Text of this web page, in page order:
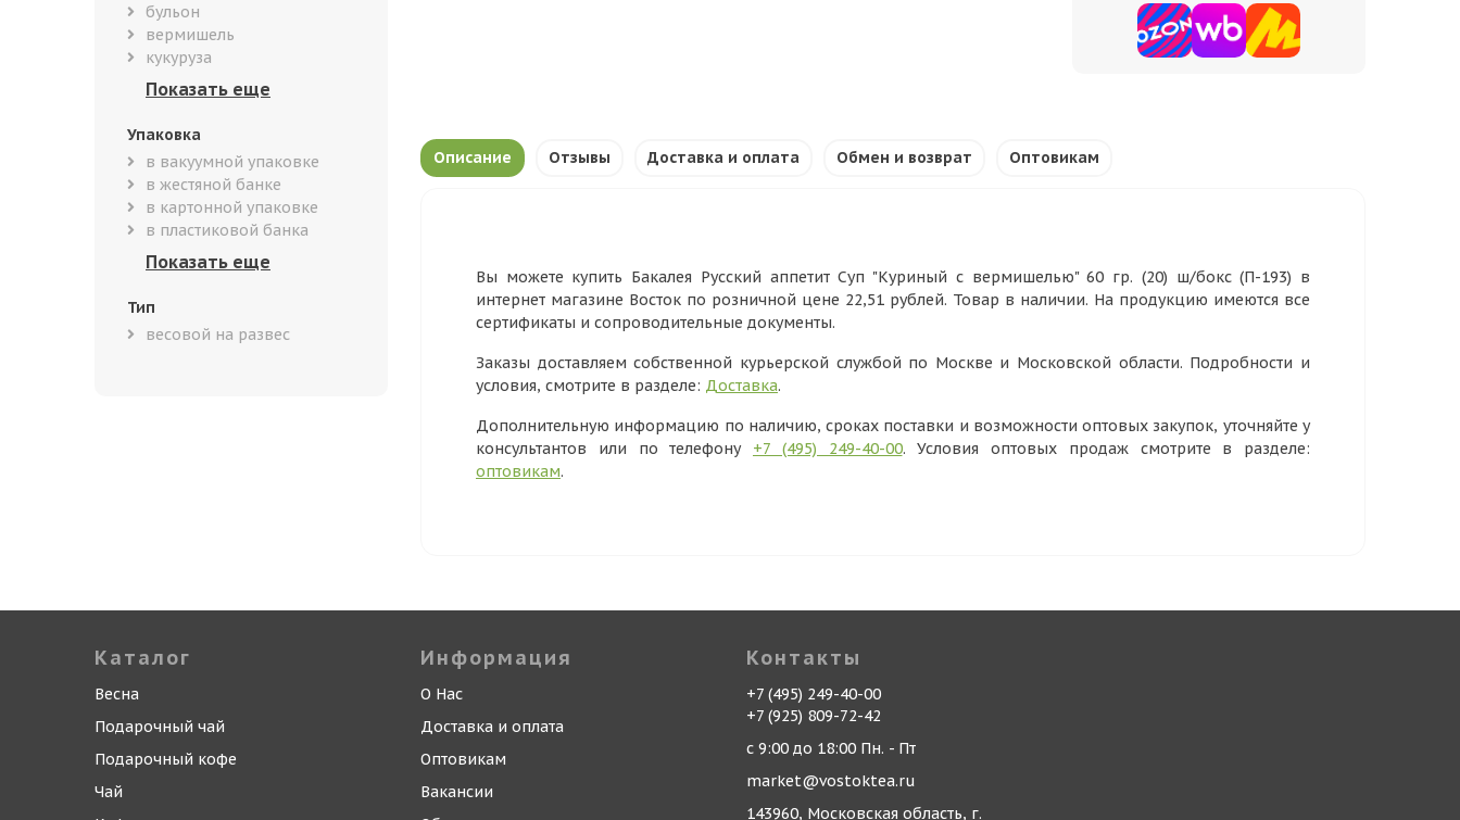
бульон
вермишель
кукуруза
Упаковка
в вакуумной упаковке
в жестяной банке
в картонной упаковке
в пластиковой банка
Тип
весовой на развес
Описание Отзывы Доставка и оплата Обмен и возврат Оптовикам
Вы можете купить Бакалея Русский аппетит Суп "Куриный с вермишелью" 60 гр. (20) ш/бокс (П-193) в
интернет магазине Восток по розничной цене 22,51 рублей. Товар в наличии. На продукцию имеются все
сертификаты и сопроводительные документы.
Заказы доставляем собственной курьерской службой по Москве и Московской области. Подробности и
условия, смотрите в разделе: Доставка.
Дополнительную информацию по наличию, сроках поставки и возможности оптовых закупок, уточняйте у
консультантов или по телефону +7 (495) 249-40-00. Условия оптовых продаж смотрите в разделе:
оптовикам.
Каталог
Весна
Подарочный чай
Подарочный кофе
Чай
Информация
О Нас
Доставка и оплата
Оптовикам
Вакансии
Контакты
+7 (495) 249-40-00
+7 (925) 809-72-42
с 9:00 до 18:00 Пн. - Пт
market@vostoktea.ru
143960, Московская область, г.